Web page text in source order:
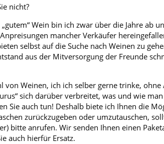
nicht?
Wein bin ich zwar über die Jahre ab
mancher Verkäufer
selbst auf die Suche nach Weinen zu
aus der Mitversorgung der Freunde
von Weinen, ich ich selber gerne trinke,
sich darüber verbreitet, was und wie
Sie auch tun! Deshalb biete ich Ihnen die
zurückzugeben oder umzutauschen,
bitte anrufen. Wir senden Ihnen einen
auch hierfür Ersatz.